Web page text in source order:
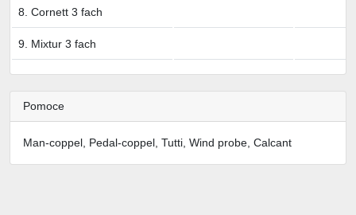
8. Cornett 3 fach
9. Mixtur 3 fach
Pomoce
Man-coppel, Pedal-coppel, Tutti, Wind probe, Calcant